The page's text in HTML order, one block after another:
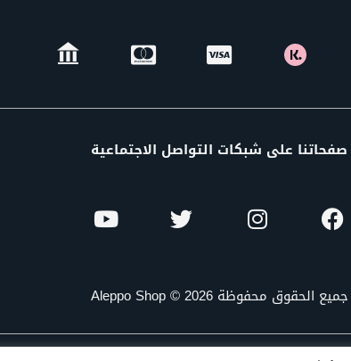
صفحاتنا على شبكات التواصل الاجتماعية
جميع الحقوق محفوظة Aleppo Shop © 2026